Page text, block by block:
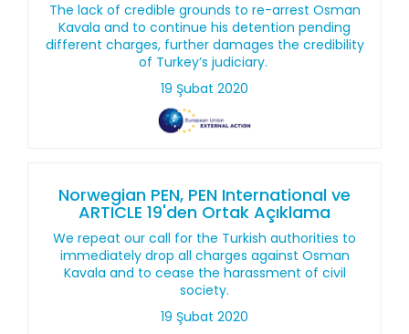
The lack of credible grounds to re-arrest Osman
Kavala and to continue his detention pending
different charges, further damages the credibility
of Turkey’s judiciary.
19 Şubat 2020
Norwegian PEN, PEN International ve
ARTICLE 19'den Ortak Açıklama
We repeat our call for the Turkish authorities to
immediately drop all charges against Osman
Kavala and to cease the harassment of civil
society.
19 Şubat 2020